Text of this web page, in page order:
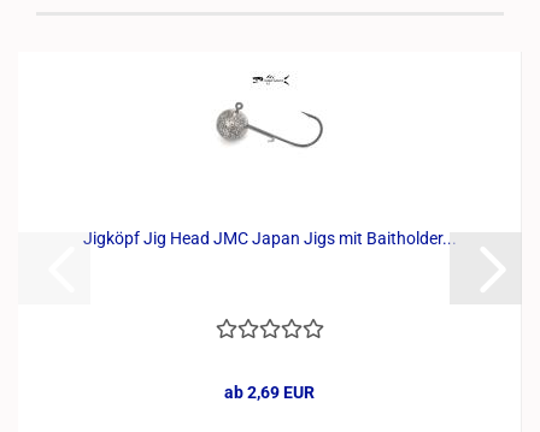
Jigköpf Jig Head JMC Japan Jigs mit Baitholder...
ab 2,69 EUR